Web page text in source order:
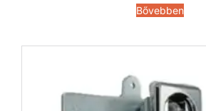
Bővebben